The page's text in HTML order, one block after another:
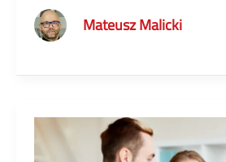
dla
automotive:Mateusz Malicki